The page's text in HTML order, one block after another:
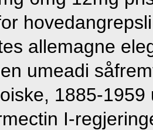
allemagne
umeadi
1885-
I-